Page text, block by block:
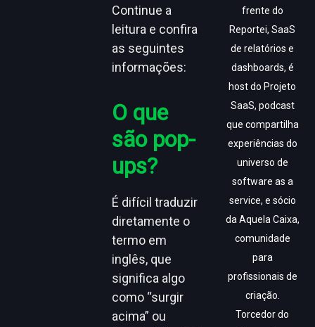
Continue a
leitura e confira
as seguintes
informações:
O que
são pop-
ups?
É difícil traduzir
diretamente o
termo em
inglês, que
significa algo
como “surgir
acima” ou
frente do
Reportei, SaaS
de relatórios e
dashboards, é
host do Projeto
SaaS, podcast
que compartilha
experiências do
universo de
software as a
service, e sócio
da Aquela Caixa,
comunidade
para
profissionais de
criação.
Torcedor do